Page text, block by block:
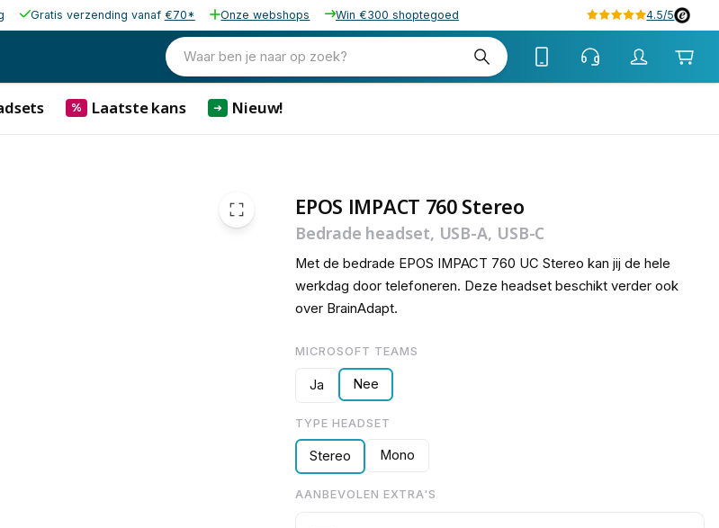
Gratis verzending vanaf €70* Onze webshops Win €300 shoptegoed 4.5/5
Waar ben je naar op zoek?
% Laatste kans ➜ Nieuw!
EPOS IMPACT 760 Stereo
Bedrade headset, USB-A, USB-C
Met de bedrade EPOS IMPACT 760 UC Stereo kan jij de hele
werkdag door telefoneren. Deze headset beschikt verder ook
over BrainAdapt.
MICROSOFT TEAMS
Ja Nee
TYPE HEADSET
Stereo Mono
AANBEVOLEN EXTRA'S
€ 119,79 € 107,69